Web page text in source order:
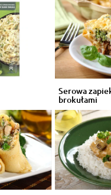
, 13.07.2017
będzie pyszne a się już robi w
, 02.05.2017
!
Bacławski, 09.08.2016
częściej gotował xd
Serowa
brokułami